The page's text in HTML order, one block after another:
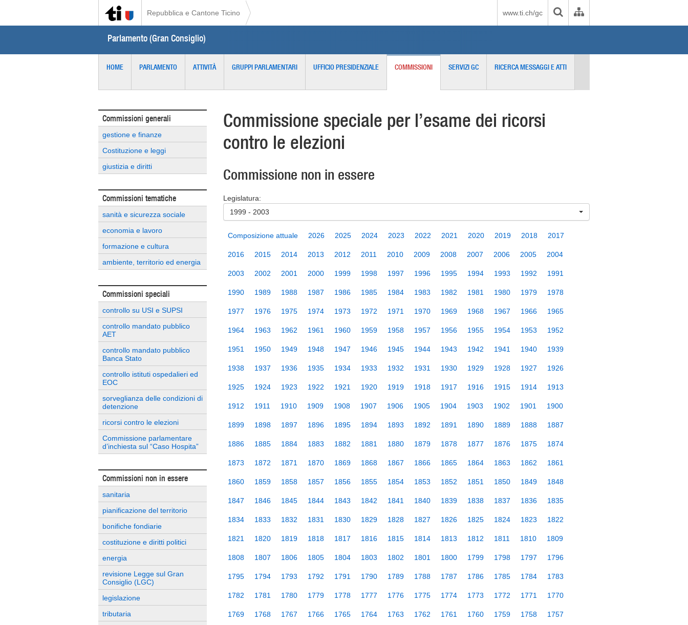
Repubblica e Cantone Ticino www.ti.ch/gc
Parlamento (Gran Consiglio)
HOME PARLAMENTO ATTIVITÀ GRUPPI PARLAMENTARI UFFICIO PRESIDENZIALE COMMISSIONI SERVIZI GC RICERCA MESSAGGI E ATTI
Commissioni generali
gestione e finanze
Costituzione e leggi
giustizia e diritti
Commissioni tematiche
sanità e sicurezza sociale
economia e lavoro
formazione e cultura
ambiente, territorio ed energia
Commissioni speciali
controllo su USI e SUPSI
controllo mandato pubblico
AET
controllo mandato pubblico
Banca Stato
controllo istituti ospedalieri ed
EOC
sorveglianza delle condizioni di
detenzione
ricorsi contro le elezioni
Commissione parlamentare
d’inchiesta sul “Caso Hospita”
Commissioni non in essere
sanitaria
pianificazione del territorio
bonifiche fondiarie
costituzione e diritti politici
energia
revisione Legge sul Gran
Consiglio (LGC)
legislazione
tributaria
Commissione speciale per l’esame dei ricorsi
contro le elezioni
Commissione non in essere
Legislatura:
1999 - 2003
Composizione attuale 2026 2025 2024 2023 2022 2021 2020 2019 2018 2017
2016 2015 2014 2013 2012 2011 2010 2009 2008 2007 2006 2005 2004
2003 2002 2001 2000 1999 1998 1997 1996 1995 1994 1993 1992 1991
1990 1989 1988 1987 1986 1985 1984 1983 1982 1981 1980 1979 1978
1977 1976 1975 1974 1973 1972 1971 1970 1969 1968 1967 1966 1965
1964 1963 1962 1961 1960 1959 1958 1957 1956 1955 1954 1953 1952
1951 1950 1949 1948 1947 1946 1945 1944 1943 1942 1941 1940 1939
1938 1937 1936 1935 1934 1933 1932 1931 1930 1929 1928 1927 1926
1925 1924 1923 1922 1921 1920 1919 1918 1917 1916 1915 1914 1913
1912 1911 1910 1909 1908 1907 1906 1905 1904 1903 1902 1901 1900
1899 1898 1897 1896 1895 1894 1893 1892 1891 1890 1889 1888 1887
1886 1885 1884 1883 1882 1881 1880 1879 1878 1877 1876 1875 1874
1873 1872 1871 1870 1869 1868 1867 1866 1865 1864 1863 1862 1861
1860 1859 1858 1857 1856 1855 1854 1853 1852 1851 1850 1849 1848
1847 1846 1845 1844 1843 1842 1841 1840 1839 1838 1837 1836 1835
1834 1833 1832 1831 1830 1829 1828 1827 1826 1825 1824 1823 1822
1821 1820 1819 1818 1817 1816 1815 1814 1813 1812 1811 1810 1809
1808 1807 1806 1805 1804 1803 1802 1801 1800 1799 1798 1797 1796
1795 1794 1793 1792 1791 1790 1789 1788 1787 1786 1785 1784 1783
1782 1781 1780 1779 1778 1777 1776 1775 1774 1773 1772 1771 1770
1769 1768 1767 1766 1765 1764 1763 1762 1761 1760 1759 1758 1757